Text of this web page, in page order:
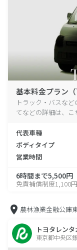
基本料金プラン（
トラック・バスな
てなどの詳細は、こ
代表車種
ボディタイプ
営業時間
6時間まで5,500円
免責補償制度1,100円
農林漁業金融公庫
トヨタレン
東京都中央区